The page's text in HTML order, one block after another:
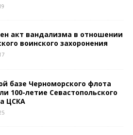
акт вандализма в отношении
воинского захоронения
базе Черноморского флота
100-летие Севастопольского
ЦСКА